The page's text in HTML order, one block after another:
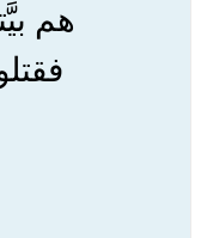
هم